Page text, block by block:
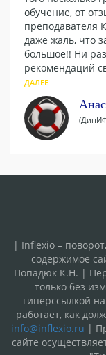
обучение, от
преподавателя
даже жаль, что
большое!! Ни
рекомендаций
ДАЛЕЕ
| Inflexio –
содержимое
Попадюк К.Н. |
только без
гиперссылкой
работает, как
info@inflexio.ru |
сайте